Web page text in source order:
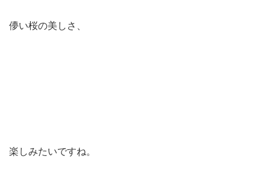
儚い桜の美しさ、
楽しみたいですね。